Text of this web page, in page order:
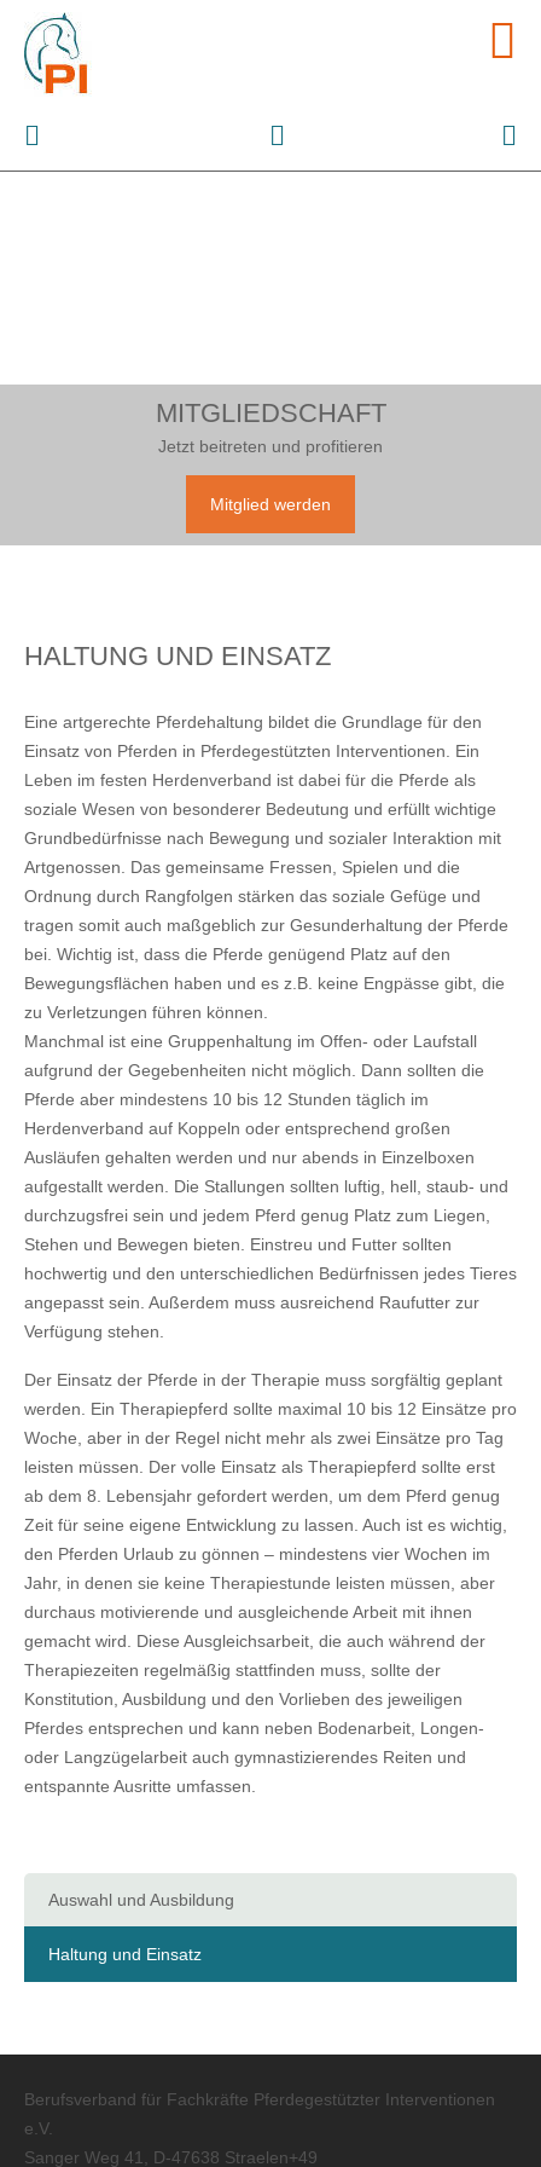
MITGLIEDSCHAFT
Jetzt beitreten und profitieren
Mitglied werden
HALTUNG UND EINSATZ
Eine artgerechte Pferdehaltung bildet die Grundlage für den
Einsatz von Pferden in Pferdegestützten Interventionen. Ein
Leben im festen Herdenverband ist dabei für die Pferde als
soziale Wesen von besonderer Bedeutung und erfüllt wichtige
Grundbedürfnisse nach Bewegung und sozialer Interaktion mit
Artgenossen. Das gemeinsame Fressen, Spielen und die
Ordnung durch Rangfolgen stärken das soziale Gefüge und
tragen somit auch maßgeblich zur Gesunderhaltung der Pferde
bei. Wichtig ist, dass die Pferde genügend Platz auf den
Bewegungsflächen haben und es z.B. keine Engpässe gibt, die
zu Verletzungen führen können.
Manchmal ist eine Gruppenhaltung im Offen- oder Laufstall
aufgrund der Gegebenheiten nicht möglich. Dann sollten die
Pferde aber mindestens 10 bis 12 Stunden täglich im
Herdenverband auf Koppeln oder entsprechend großen
Ausläufen gehalten werden und nur abends in Einzelboxen
aufgestallt werden. Die Stallungen sollten luftig, hell, staub- und
durchzugsfrei sein und jedem Pferd genug Platz zum Liegen,
Stehen und Bewegen bieten. Einstreu und Futter sollten
hochwertig und den unterschiedlichen Bedürfnissen jedes Tieres
angepasst sein. Außerdem muss ausreichend Raufutter zur
Verfügung stehen.
Der Einsatz der Pferde in der Therapie muss sorgfältig geplant
werden. Ein Therapiepferd sollte maximal 10 bis 12 Einsätze pro
Woche, aber in der Regel nicht mehr als zwei Einsätze pro Tag
leisten müssen. Der volle Einsatz als Therapiepferd sollte erst
ab dem 8. Lebensjahr gefordert werden, um dem Pferd genug
Zeit für seine eigene Entwicklung zu lassen. Auch ist es wichtig,
den Pferden Urlaub zu gönnen – mindestens vier Wochen im
Jahr, in denen sie keine Therapiestunde leisten müssen, aber
durchaus motivierende und ausgleichende Arbeit mit ihnen
gemacht wird. Diese Ausgleichsarbeit, die auch während der
Therapiezeiten regelmäßig stattfinden muss, sollte der
Konstitution, Ausbildung und den Vorlieben des jeweiligen
Pferdes entsprechen und kann neben Bodenarbeit, Longen-
oder Langzügelarbeit auch gymnastizierendes Reiten und
entspannte Ausritte umfassen.
Auswahl und Ausbildung
Haltung und Einsatz
Berufsverband für Fachkräfte Pferdegestützter Interventionen
e.V.
Sanger Weg 41, D-47638 Straelen+49